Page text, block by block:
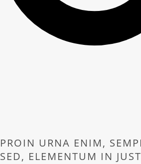
PROIN URNA ENIM,
SED, ELEMENTUM IN